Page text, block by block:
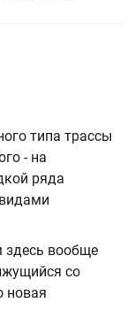
типа трассы
- на
ряда
здесь вообще
со
новая